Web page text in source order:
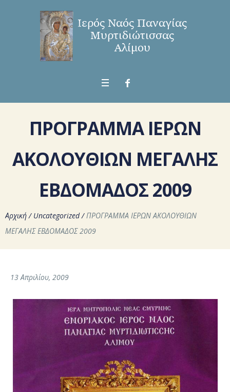
ΠΡΟΓΡΑΜΜΑ ΙΕΡΩΝ
ΑΚΟΛΟΥΘΙΩΝ ΜΕΓΑΛΗΣ
ΕΒΔΟΜΑΔΟΣ 2009
Αρχική / Uncategorized /ΠΡΟΓΡΑΜΜΑ ΙΕΡΩΝ ΑΚΟΛΟΥΘΙΩΝ
ΜΕΓΑΛΗΣ ΕΒΔΟΜΑΔΟΣ 2009
13 Απριλίου, 2009